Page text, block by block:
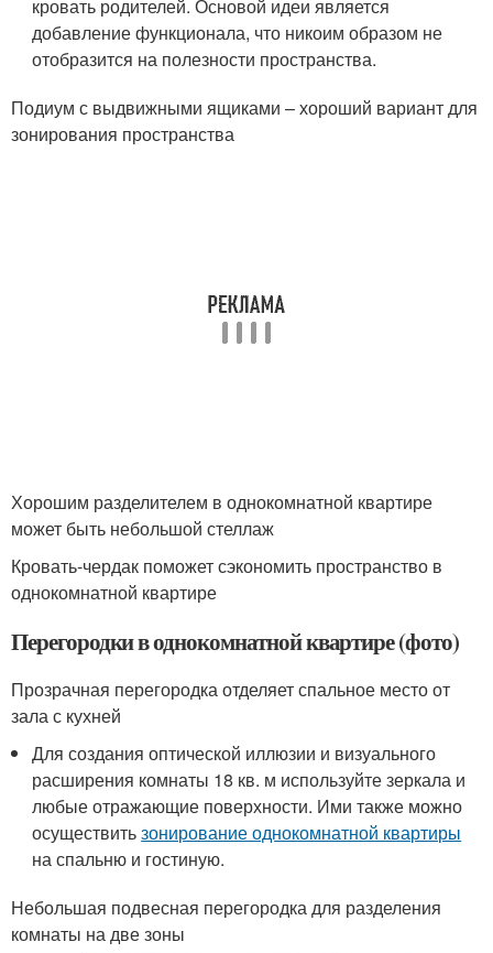
кровать родителей. Основой идеи является
добавление функционала, что никоим образом не
отобразится на полезности пространства.
Подиум с выдвижными ящиками – хороший вариант для
зонирования пространства
Хорошим разделителем в однокомнатной квартире
может быть небольшой стеллаж
Кровать-чердак поможет сэкономить пространство в
однокомнатной квартире
Перегородки в однокомнатной квартире (фото)
Прозрачная перегородка отделяет спальное место от
зала с кухней
Для создания оптической иллюзии и визуального
расширения комнаты 18 кв. м используйте зеркала и
любые отражающие поверхности. Ими также можно
осуществитьзонирование однокомнатной квартиры
на спальню и гостиную.
Небольшая подвесная перегородка для разделения
комнаты на две зоны